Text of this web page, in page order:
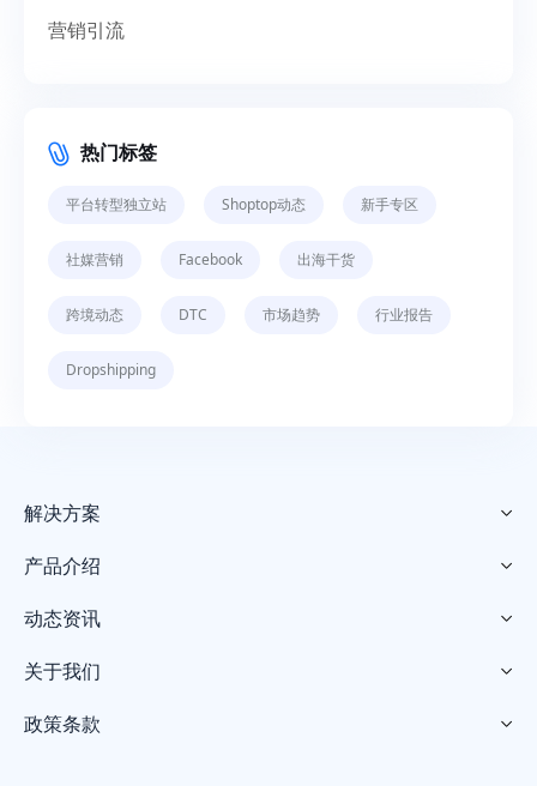
营销引流
热门标签
平台转型独立站 Shoptop动态 新手专区
社媒营销 Facebook 出海干货
跨境动态 DTC 市场趋势 行业报告
Dropshipping
解决方案 
产品介绍 
动态资讯 
关于我们 
政策条款 